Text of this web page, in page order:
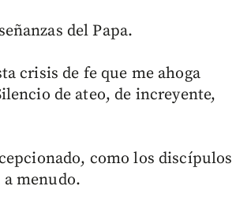
del Papa.
crisis de fe que me ahoga
de ateo, de increyente,
como los discípulos
menudo.